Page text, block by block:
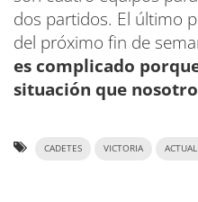
dos partidos. El último
del próximo fin de
es complicado
situación que
CADETES VICTORIA